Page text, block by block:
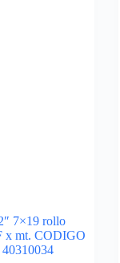
7×19 rollo
x mt. CODIGO